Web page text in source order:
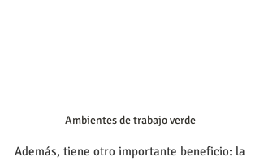
Ambientes de trabajo verde
Además, tiene otro importante beneficio: la